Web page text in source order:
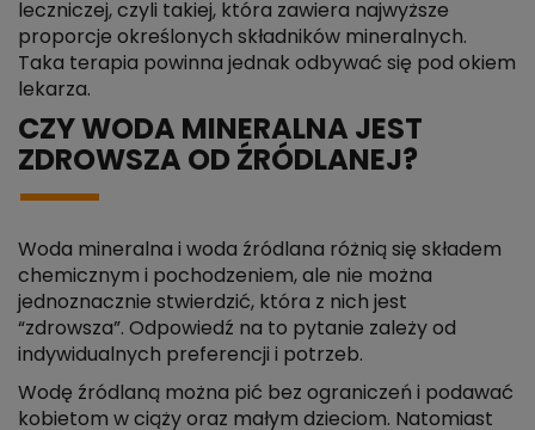
leczniczej, czyli takiej, która zawiera najwyższe
proporcje określonych składników mineralnych.
Taka terapia powinna jednak odbywać się pod okiem
lekarza.
CZY WODA MINERALNA JEST
ZDROWSZA OD ŹRÓDLANEJ?
Woda mineralna i woda źródlana różnią się składem
chemicznym i pochodzeniem, ale nie można
jednoznacznie stwierdzić, która z nich jest
“zdrowsza”. Odpowiedź na to pytanie zależy od
indywidualnych preferencji i potrzeb.
Wodę źródlaną można pić bez ograniczeń i podawać
kobietom w ciąży oraz małym dzieciom. Natomiast